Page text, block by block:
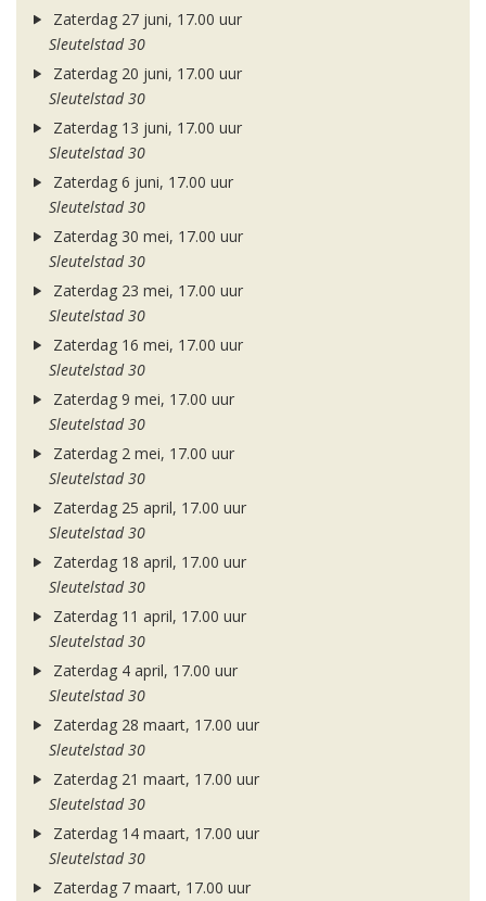
Zaterdag 27 juni, 17.00 uur
Sleutelstad 30
Zaterdag 20 juni, 17.00 uur
Sleutelstad 30
Zaterdag 13 juni, 17.00 uur
Sleutelstad 30
Zaterdag 6 juni, 17.00 uur
Sleutelstad 30
Zaterdag 30 mei, 17.00 uur
Sleutelstad 30
Zaterdag 23 mei, 17.00 uur
Sleutelstad 30
Zaterdag 16 mei, 17.00 uur
Sleutelstad 30
Zaterdag 9 mei, 17.00 uur
Sleutelstad 30
Zaterdag 2 mei, 17.00 uur
Sleutelstad 30
Zaterdag 25 april, 17.00 uur
Sleutelstad 30
Zaterdag 18 april, 17.00 uur
Sleutelstad 30
Zaterdag 11 april, 17.00 uur
Sleutelstad 30
Zaterdag 4 april, 17.00 uur
Sleutelstad 30
Zaterdag 28 maart, 17.00 uur
Sleutelstad 30
Zaterdag 21 maart, 17.00 uur
Sleutelstad 30
Zaterdag 14 maart, 17.00 uur
Sleutelstad 30
Zaterdag 7 maart, 17.00 uur